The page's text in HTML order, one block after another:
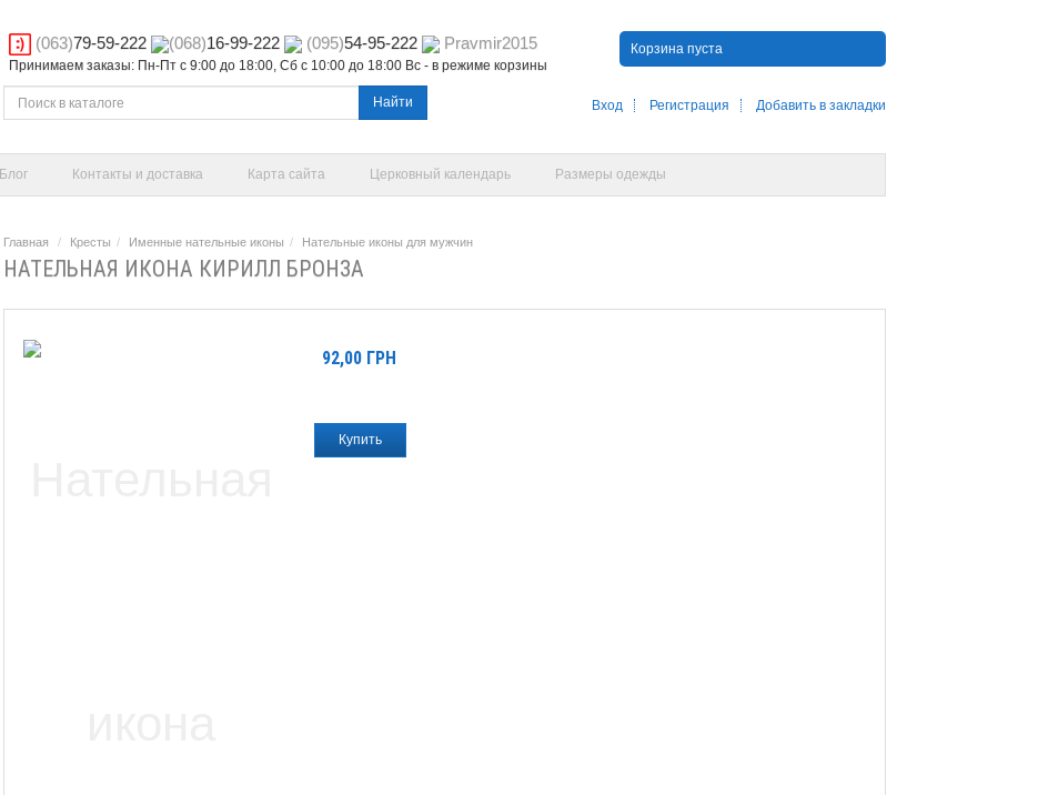
(063)79-59-222 (068)16-99-222 (095)54-95-222 Pravmir2015
Принимаем заказы: Пн-Пт с 9:00 до 18:00, Сб с 10:00 до 18:00 Вс - в режиме корзины
Корзина пуста
Найти Вход Регистрация Добавить в закладки
Блог Контакты и доставка Карта сайта Церковный календарь Размеры одежды
Главная Кресты Именные нательные иконы Нательные иконы для мужчин
НАТЕЛЬНАЯ ИКОНА КИРИЛЛ БРОНЗА
92,00 ГРН